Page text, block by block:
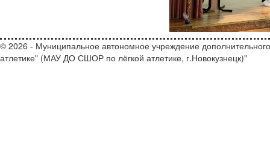
© 2026 - Муниципальное автономное учреждение
атлетике" (МАУ ДО СШОР по лёгкой атлетике, г.Новокузнецк)"